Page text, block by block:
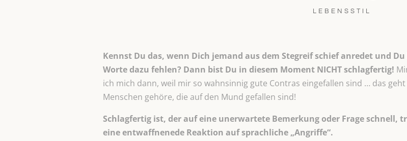
LEBENSSTIL
Kennst Du das, wenn Dich jemand aus dem Stegreif schief anredet und
Worte dazu fehlen? Dann bist Du in diesem Moment NICHT schlagfertig!
ich mich dann, weil mir so wahnsinnig gute Contras eingefallen sind … das
Menschen gehöre, die auf den Mund gefallen sind!
Schlagfertig ist, der auf eine unerwartete Bemerkung oder Frage schnell,
eine entwaffnenede Reaktion auf sprachliche „Angriffe“.